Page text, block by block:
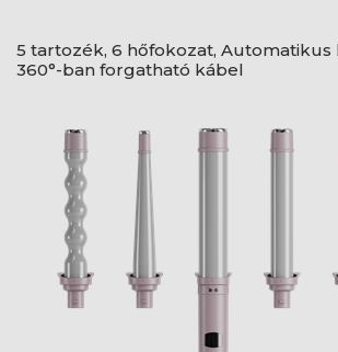
5 tartozék, 6 hőfokozat, Automatikus
360°-ban forgatható kábel